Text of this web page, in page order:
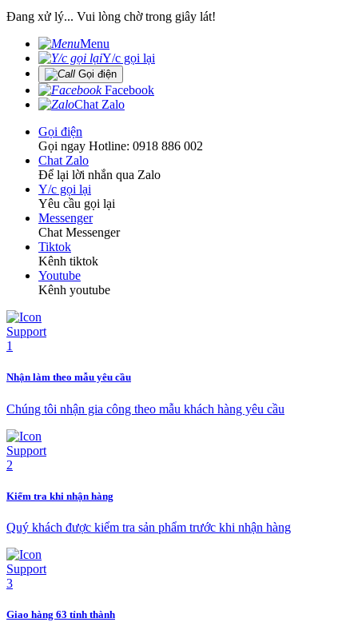
Đang xử lý... Vui lòng chờ trong giây lát!
Menu
Y/c gọi lại
Gọi điện
Facebook
Chat Zalo
Gọi điện
Gọi ngay Hotline: 0918 886 002
Chat Zalo
Để lại lời nhắn qua Zalo
Y/c gọi lại
Yêu cầu gọi lại
Messenger
Chat Messenger
Tiktok
Kênh tiktok
Youtube
Kênh youtube
Nhận làm theo mẫu yêu cầu
Chúng tôi nhận gia công theo mẫu khách hàng yêu cầu
Kiểm tra khi nhận hàng
Quý khách được kiểm tra sản phẩm trước khi nhận hàng
Giao hàng 63 tỉnh thành